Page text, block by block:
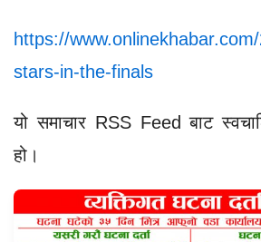
https://
stars-in-the-finals
यो समाचार RSS Feed बाट
हो।